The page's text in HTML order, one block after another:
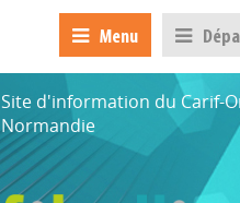
Menu
Site d'information du Carif-
Normandie